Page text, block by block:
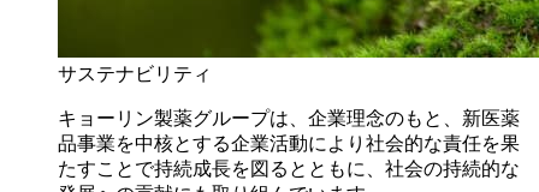
サステナビリティ
キョーリン製薬グループは、企業理念のもと、新医薬
品事業を中核とする企業活動により社会的な責任を果
たすことで持続成長を図るとともに、社会の持続的な